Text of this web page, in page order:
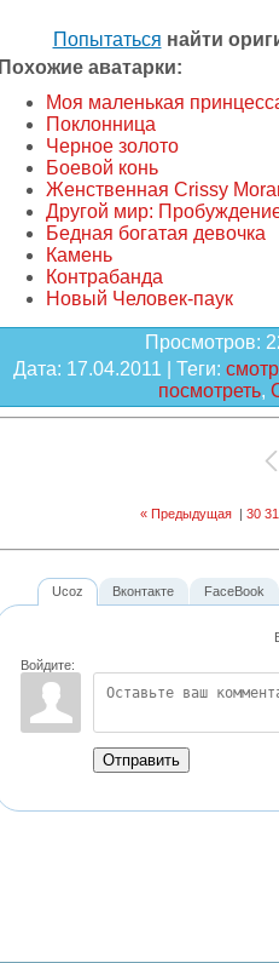
Попытаться найти
Похожие аватарки:
Моя маленькая
Поклонница
Черное золото
Боевой конь
Женственная Crissy
Другой мир:
Бедная богатая девочка
Камень
Контрабанда
Новый Человек-паук
Просмотров:
Дата: 17.04.2011 | Теги:
посмотреть,
« Предыдущая | 30 31
Ucoz
Войдите:
Отправить
Вконтакте FaceBook